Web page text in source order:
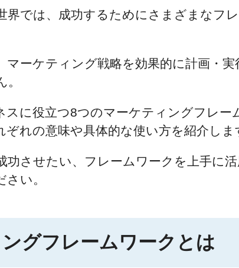
界では、成功するためにさまざまなフ
マーケティング戦略を効果的に計画・
スに役立つ8つのマーケティングフレー
れの意味や具体的な使い方を紹介しま
功させたい、フレームワークを上手に
い。
グフレームワークとは